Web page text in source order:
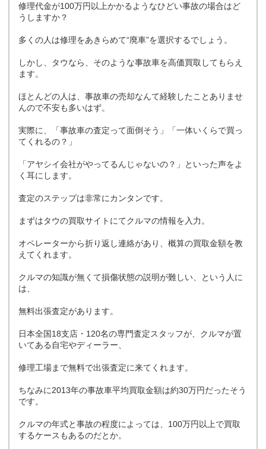
修理代金が100万円以上かかるようなひどい事故の場合はど
うしますか？
多くの人は修理をあきらめて“廃車”を選択するでしょう。
しかし、タウなら、そのような事故車を高価買取してもらえ
ます。
ほとんどの人は、事故車の売却なんて経験したことありませ
んので不安も多いはず。
実際に、「事故車の査定って面倒そう」「一体いくらで買っ
てくれるの？」
「アヤシイ会社がやってるんじゃないの？」といった声をよ
く耳にします。
査定のステップは非常にカンタンです。
まずはタウの買取サイトにてクルマの情報を入力。
オペレーターから折り返し連絡があり、概算の買取金額を教
えてくれます。
クルマの知識が無くて損傷状態の説明が難しい、という人に
は、
無料出張査定があります。
日本全国18支店・120名の専門査定スタッフが、クルマが置
いてある自宅やディーラー、
修理工場まで無料で出張査定に来てくれます。
ちなみに2013年の事故車平均買取金額は約30万円だったそう
です。
クルマの年式と事故の程度によっては、100万円以上で買取
するケースもあるのだとか。